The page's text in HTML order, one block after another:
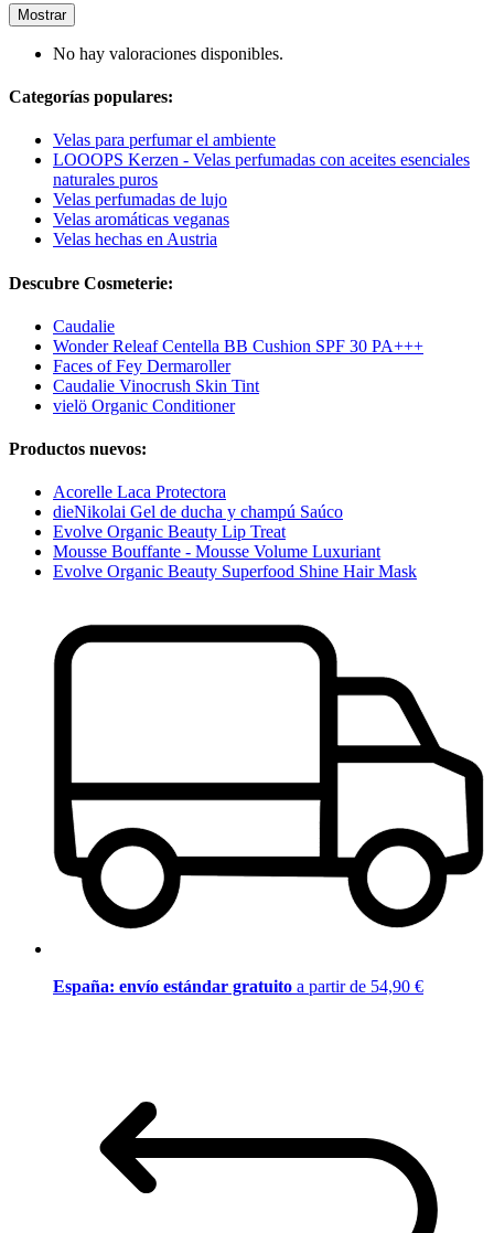
Mostrar
No hay valoraciones disponibles.
Categorías populares:
Velas para perfumar el ambiente
LOOOPS Kerzen - Velas perfumadas con aceites esenciales
naturales puros
Velas perfumadas de lujo
Velas aromáticas veganas
Velas hechas en Austria
Descubre Cosmeterie:
Caudalie
Wonder Releaf Centella BB Cushion SPF 30 PA+++
Faces of Fey Dermaroller
Caudalie Vinocrush Skin Tint
vielö Organic Conditioner
Productos nuevos:
Acorelle Laca Protectora
dieNikolai Gel de ducha y champú Saúco
Evolve Organic Beauty Lip Treat
Mousse Bouffante - Mousse Volume Luxuriant
Evolve Organic Beauty Superfood Shine Hair Mask
España: envío estándar gratuito a partir de 54,90 €